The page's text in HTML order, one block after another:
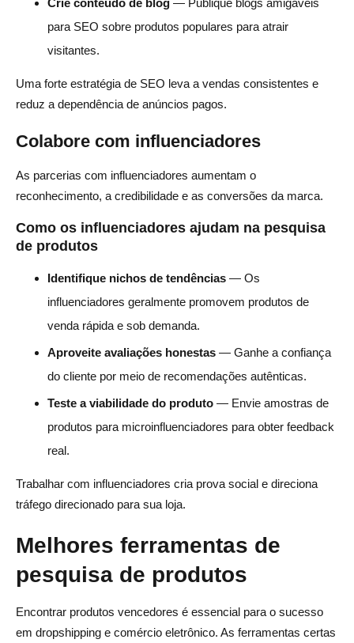
Crie conteúdo de blog — Publique blogs amigáveis
para SEO sobre produtos populares para atrair
visitantes.
Uma forte estratégia de SEO leva a vendas consistentes e
reduz a dependência de anúncios pagos.
Colabore com influenciadores
As parcerias com influenciadores aumentam o
reconhecimento, a credibilidade e as conversões da marca.
Como os influenciadores ajudam na pesquisa
de produtos
Identifique nichos de tendências — Os
influenciadores geralmente promovem produtos de
venda rápida e sob demanda.
Aproveite avaliações honestas — Ganhe a confiança
do cliente por meio de recomendações autênticas.
Teste a viabilidade do produto — Envie amostras de
produtos para microinfluenciadores para obter feedback
real.
Trabalhar com influenciadores cria prova social e direciona
tráfego direcionado para sua loja.
Melhores ferramentas de
pesquisa de produtos
Encontrar produtos vencedores é essencial para o sucesso
em dropshipping e comércio eletrônico. As ferramentas certas